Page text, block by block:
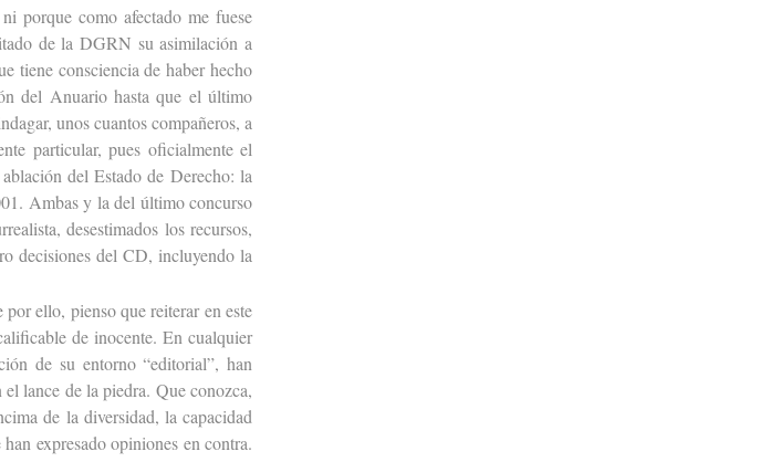
como afectado me fuese
de la DGRN su asimilación a
tiene consciencia de haber hecho
del Anuario hasta que el último
unos cuantos compañeros, a
particular, pues oficialmente el
del Estado de Derecho: la
Ambas y la del último concurso
desestimados los recursos,
decisiones del CD, incluyendo la
ello, pienso que reiterar en este
de inocente. En cualquier
de su entorno “editorial”, han
lance de la piedra. Que conozca,
de la diversidad, la capacidad
expresado opiniones en contra.